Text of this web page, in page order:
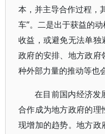
本，并主导合作过程，
车”。二是出于获益的
收益，或避免无法单独
政府的安排、地方政
种外部力量的推动等也
在目前国内经济发
合作成为地方政府的理
现增加的趋势。地方政